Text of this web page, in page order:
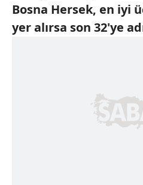
Bosna Hersek, en iyi
yer alırsa son 32'ye